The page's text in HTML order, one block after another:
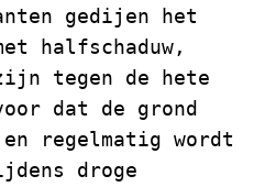
gedijen het
halfschaduw,
tegen de hete
dat de grond
regelmatig wordt
droge